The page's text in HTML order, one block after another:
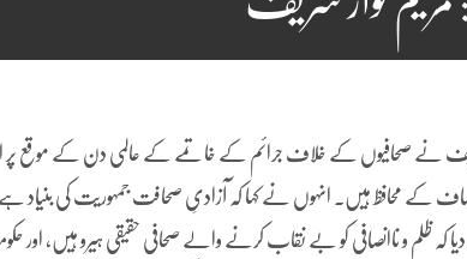
نے صحافیوں کے خلاف جرائم کے خاتمے کے عالمی دن کے موقع پر
کے محافظ ہیں۔ انہوں نے کہا کہ آزادیِ صحافت جمہوریت کی
دیا کہ ظلم و ناانصافی کو بے نقاب کرنے والے صحافی حقیقی ہیرو ہیں،